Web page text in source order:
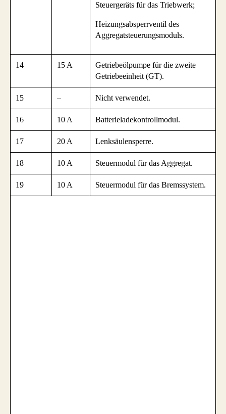
Steuergeräts für das Triebwerk;
Heizungsabsperrventil des
Aggregatsteuerungsmoduls.
14 15 A
Getriebeölpumpe für die zweite
Getriebeeinheit (GT).
15 – Nicht verwendet.
16 10 A Batterieladekontrollmodul.
17 20 A Lenksäulensperre.
18 10 A Steuermodul für das Aggregat.
19 10 A Steuermodul für das Bremssystem.